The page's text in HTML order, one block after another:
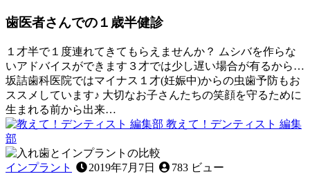
28
日
ス
才
(生
ま
れ
る
前)
か
ら
始
歯医者さんでの１歳半健診
１才半で１度連れてきてもらえませんか？ ムシバを作らな
いアドバイスができます３才では少し遅い場合が有るから…
坂詰歯科医院ではマイナス１才(妊娠中)からの虫歯予防もお
ススメしています♪ 大切なお子さんたちの笑顔を守るために
生まれる前から出来…
教えて！デンティスト 編集
部
年
5
歯
医
インプラント 2019年7月7日 783 ビュー